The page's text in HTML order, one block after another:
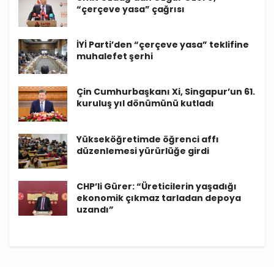
“çerçeve yasa” çağrısı
İYİ Parti’den “çerçeve yasa” teklifine
muhalefet şerhi
Çin Cumhurbaşkanı Xi, Singapur’un 61.
kuruluş yıl dönümünü kutladı
Yükseköğretimde öğrenci affı
düzenlemesi yürürlüğe girdi
CHP’li Gürer: “Üreticilerin yaşadığı
ekonomik çıkmaz tarladan depoya
uzandı”